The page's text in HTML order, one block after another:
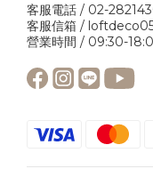
客服電話 / 02-
客服信箱 /
營業時間 / 09:30-